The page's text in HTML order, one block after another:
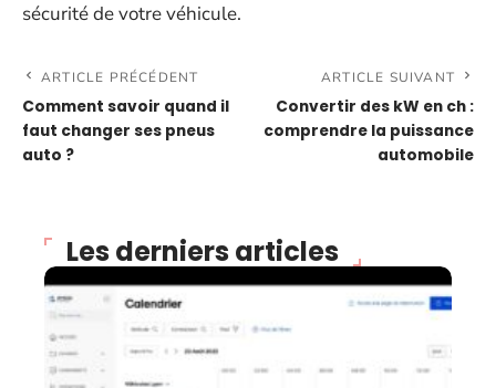
sécurité de votre véhicule.
ARTICLE PRÉCÉDENT
Comment savoir quand il
faut changer ses pneus
auto ?
ARTICLE SUIVANT
Convertir des kW en ch :
comprendre la puissance
automobile
Les derniers articles